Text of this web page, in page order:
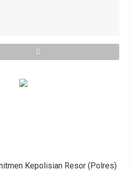
Kepolisian Resor (Polres)